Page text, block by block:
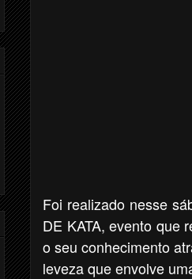
Foi realizado nesse
DE KATA, evento que
o seu conhecimento
leveza que envolve